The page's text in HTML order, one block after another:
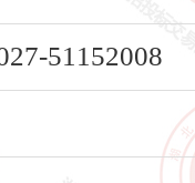
51152008